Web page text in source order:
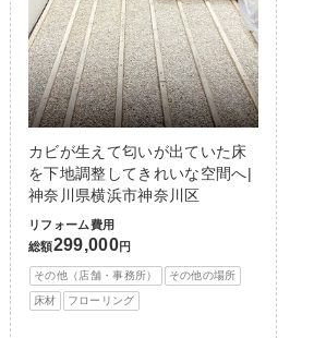
カビが生えて匂いが出ていた床
を下地調整してきれいな空間へ|
神奈川県横浜市神奈川区
リフォーム費用
総額299,000円
その他（店舗・事務所） その他の場所
床材 フローリング